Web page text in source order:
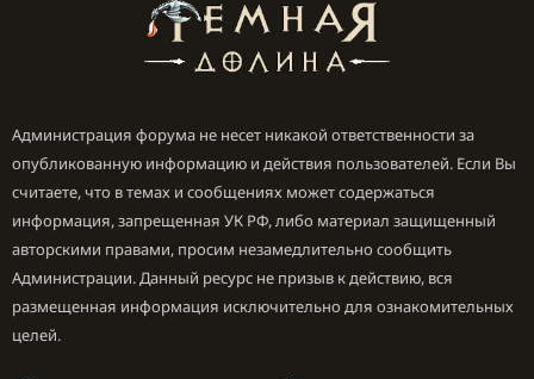
Администрация форума не несет никакой ответственности за
опубликованную информацию и действия пользователей. Если Вы
считаете, что в темах и сообщениях может содержаться
информация, запрещенная УК РФ, либо материал защищенный
авторскими правами, просим незамедлительно сообщить
Администрации. Данный ресурс не призыв к действию, вся
размещенная информация исключительно для ознакомительных
целей.